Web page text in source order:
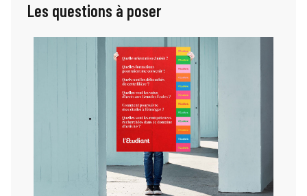
Les questions à poser